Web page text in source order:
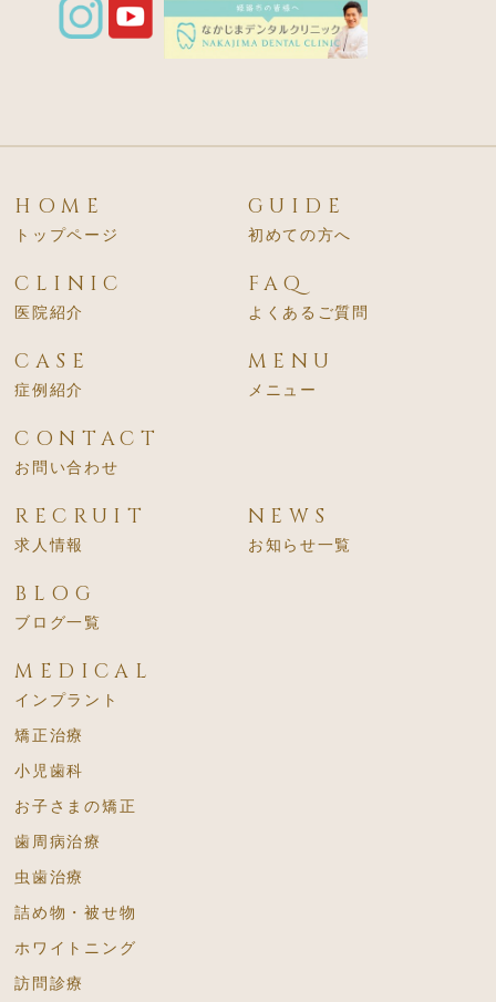
HOME
トップページ
CLINIC
医院紹介
CASE
症例紹介
CONTACT
お問い合わせ
GUIDE
初めての方へ
FAQ
よくあるご質問
MENU
メニュー
RECRUIT
求人情報
NEWS
お知らせ一覧
BLOG
ブログ一覧
MEDICAL
インプラント
矯正治療
小児歯科
お子さまの矯正
歯周病治療
虫歯治療
詰め物・被せ物
ホワイトニング
訪問診療